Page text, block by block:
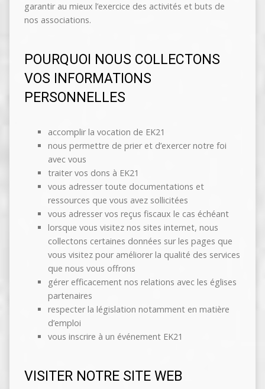
garantir au mieux l’exercice des activités et buts de
nos associations.
POURQUOI NOUS COLLECTONS
VOS INFORMATIONS
PERSONNELLES
accomplir la vocation de EK21
nous permettre de prier et d’exercer notre foi
avec vous
traiter vos dons à EK21
vous adresser toute documentations et
ressources que vous avez sollicitées
vous adresser vos reçus fiscaux le cas échéant
lorsque vous visitez nos sites internet, nous
collectons certaines données sur les pages que
vous visitez pour améliorer la qualité des services
que nous vous offrons
gérer efficacement nos relations avec les églises
partenaires
respecter la législation notamment en matière
d’emploi
vous inscrire à un événement EK21
VISITER NOTRE SITE WEB